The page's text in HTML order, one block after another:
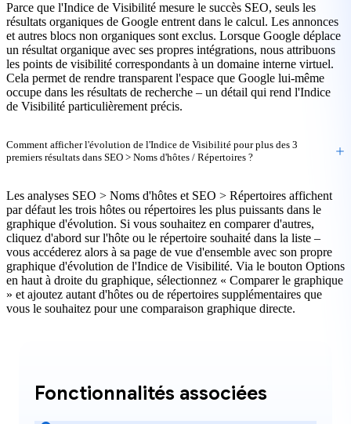
Parce que l'Indice de Visibilité mesure le succès SEO, seuls les
résultats organiques de Google entrent dans le calcul. Les annonces
et autres blocs non organiques sont exclus. Lorsque Google déplace
un résultat organique avec ses propres intégrations, nous attribuons
les points de visibilité correspondants à un domaine interne virtuel.
Cela permet de rendre transparent l'espace que Google lui-même
occupe dans les résultats de recherche – un détail qui rend l'Indice
de Visibilité particulièrement précis.
Comment afficher l'évolution de l'Indice de Visibilité pour plus des 3
premiers résultats dans SEO > Noms d'hôtes / Répertoires ?
Les analyses SEO > Noms d'hôtes et SEO > Répertoires affichent
par défaut les trois hôtes ou répertoires les plus puissants dans le
graphique d'évolution. Si vous souhaitez en comparer d'autres,
cliquez d'abord sur l'hôte ou le répertoire souhaité dans la liste –
vous accéderez alors à sa page de vue d'ensemble avec son propre
graphique d'évolution de l'Indice de Visibilité. Via le bouton Options
en haut à droite du graphique, sélectionnez « Comparer le graphique
» et ajoutez autant d'hôtes ou de répertoires supplémentaires que
vous le souhaitez pour une comparaison graphique directe.
Fonctionnalités associées